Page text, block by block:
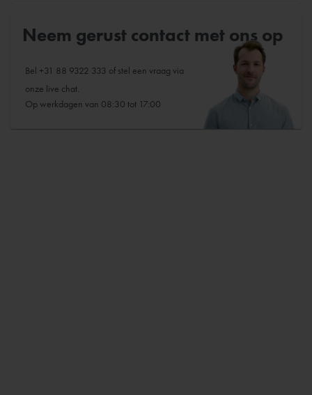
Neem gerust contact met ons op
Bel +31 88 9322 333 of stel een vraag via
onze live chat.
Op werkdagen van 08:30 tot 17:00